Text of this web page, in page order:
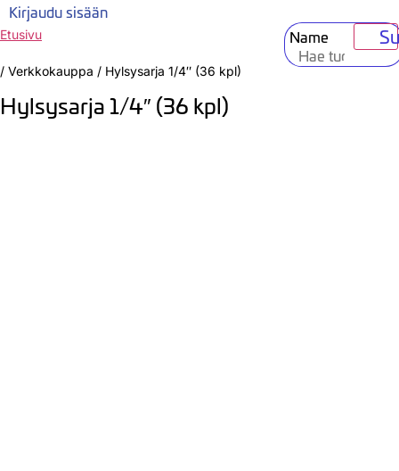
Kirjaudu sisään
Name
Etusivu
/ Verkkokauppa / Hylsysarja 1/4″ (36 kpl)
Hylsysarja 1/4″ (36 kpl)